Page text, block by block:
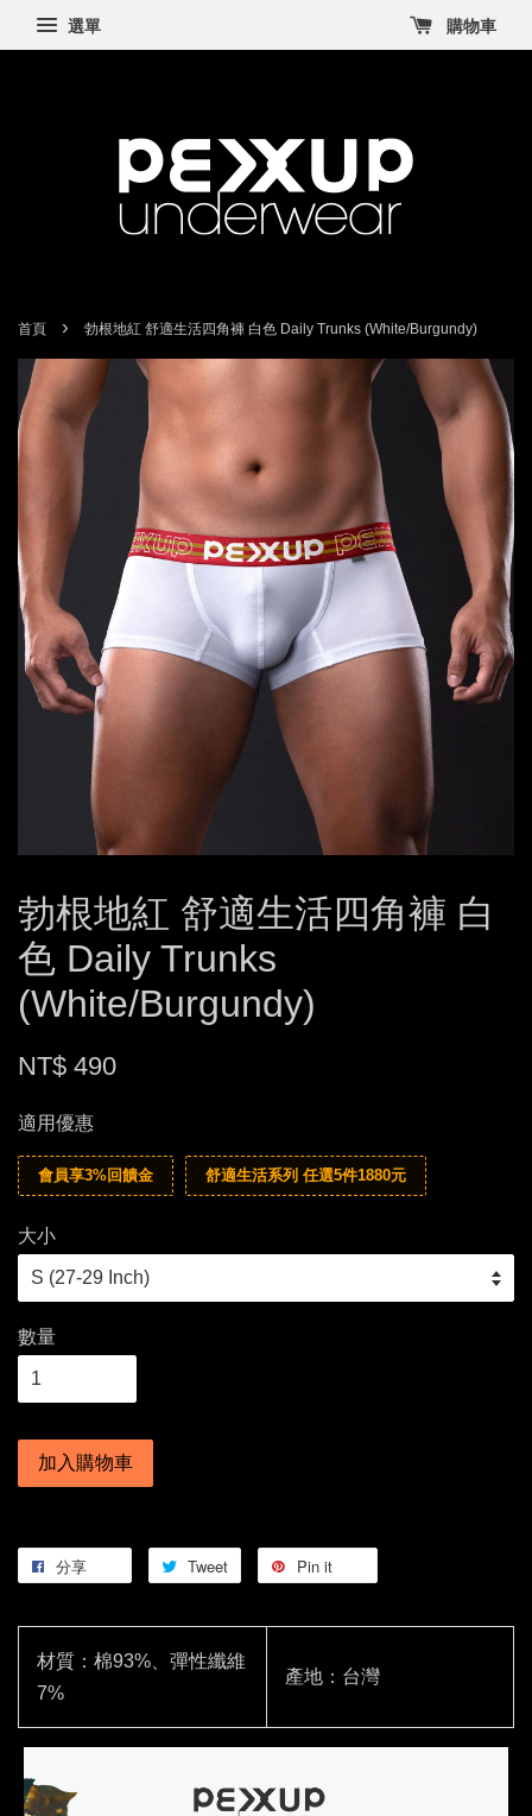
選單 購物車
首頁 › 勃根地紅 舒適生活四角褲 白色 Daily Trunks (White/Burgundy)
勃根地紅 舒適生活四角褲 白
色 Daily Trunks
(White/Burgundy)
NT$ 490
適用優惠
會員享3%回饋金 舒適生活系列 任選5件1880元
大小
數量
加入購物車
分享 Tweet Pin it
材質：棉93%、彈性纖維
7%
產地：台灣